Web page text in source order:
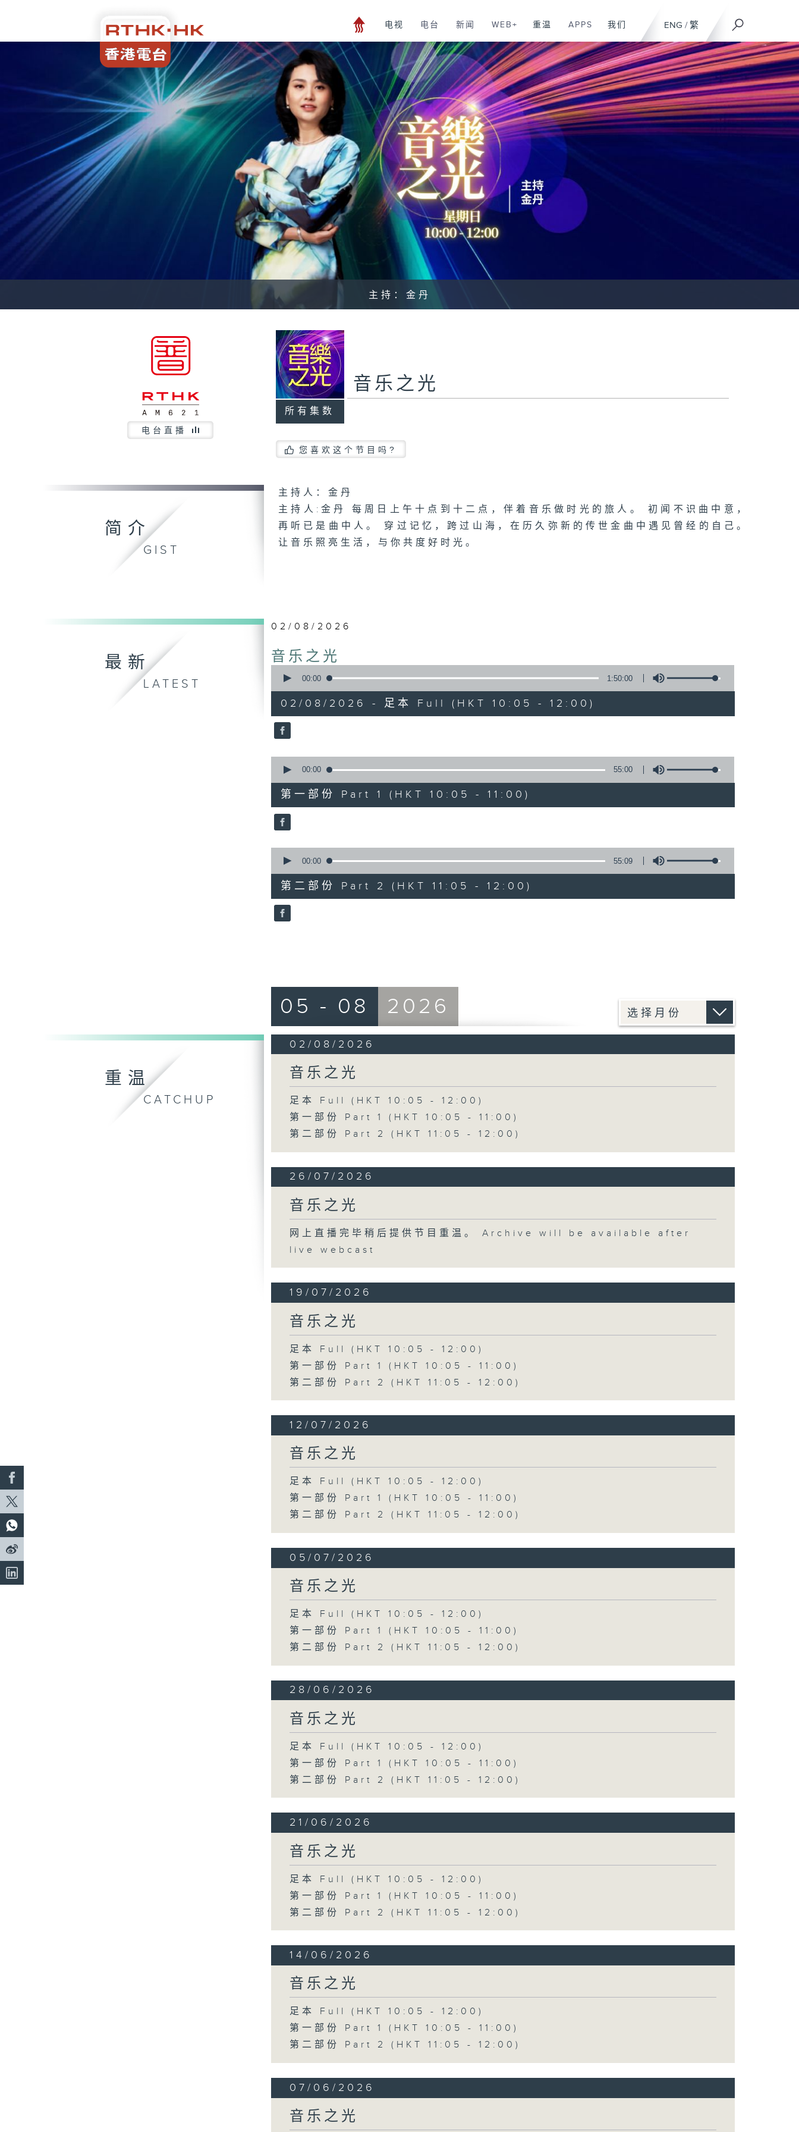
ENG / 繁
电视 电台 新闻 WEB+ 重温 APPS 我们
主持：金丹
电台直播
所有集数
音乐之光
您喜欢这个节目吗?
简介
GIST
主持人：金丹
主持人:金丹 每周日上午十点到十二点，伴着音乐做时光的旅人。 初闻不识曲中意，
再听已是曲中人。 穿过记忆，跨过山海，在历久弥新的传世金曲中遇见曾经的自己。
让音乐照亮生活，与你共度好时光。
最新
LATEST
02/08/2026
音乐之光
seconds
hour,
50
minutes,
0
90%
00:00 1:50:00
02/08/2026 - 足本 Full (HKT 10:05 - 12:00)
seconds
55
minutes,
0
seconds
90%
00:00 55:00
第一部份 Part 1 (HKT 10:05 - 11:00)
seconds
55
minutes,
9
seconds
90%
00:00 55:09
第二部份 Part 2 (HKT 11:05 - 12:00)
重温
CATCHUP
05 - 08 2026
02/08/2026
音乐之光
足本 Full (HKT 10:05 - 12:00)
第一部份 Part 1 (HKT 10:05 - 11:00)
第二部份 Part 2 (HKT 11:05 - 12:00)
26/07/2026
音乐之光
网上直播完毕稍后提供节目重温。 Archive will be available after
live webcast
19/07/2026
音乐之光
足本 Full (HKT 10:05 - 12:00)
第一部份 Part 1 (HKT 10:05 - 11:00)
第二部份 Part 2 (HKT 11:05 - 12:00)
12/07/2026
音乐之光
足本 Full (HKT 10:05 - 12:00)
第一部份 Part 1 (HKT 10:05 - 11:00)
第二部份 Part 2 (HKT 11:05 - 12:00)
05/07/2026
音乐之光
足本 Full (HKT 10:05 - 12:00)
第一部份 Part 1 (HKT 10:05 - 11:00)
第二部份 Part 2 (HKT 11:05 - 12:00)
28/06/2026
音乐之光
足本 Full (HKT 10:05 - 12:00)
第一部份 Part 1 (HKT 10:05 - 11:00)
第二部份 Part 2 (HKT 11:05 - 12:00)
21/06/2026
音乐之光
足本 Full (HKT 10:05 - 12:00)
第一部份 Part 1 (HKT 10:05 - 11:00)
第二部份 Part 2 (HKT 11:05 - 12:00)
14/06/2026
音乐之光
足本 Full (HKT 10:05 - 12:00)
第一部份 Part 1 (HKT 10:05 - 11:00)
第二部份 Part 2 (HKT 11:05 - 12:00)
07/06/2026
音乐之光